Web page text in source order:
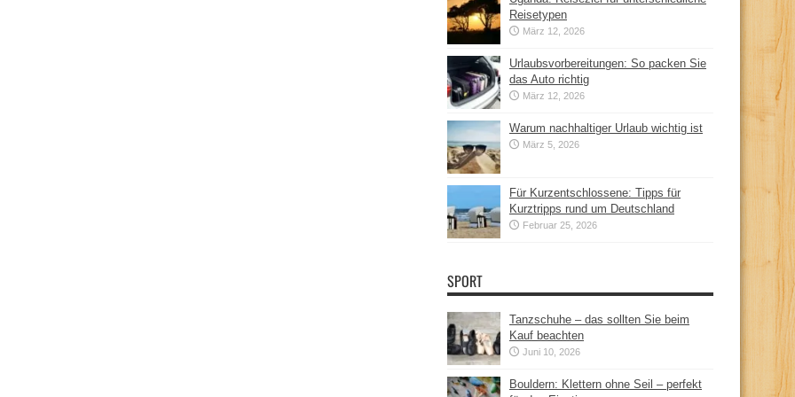
Reisetypen
März 12, 2026
Urlaubsvorbereitungen: So packen Sie
das Auto richtig
März 12, 2026
Warum nachhaltiger Urlaub wichtig ist
März 5, 2026
Für Kurzentschlossene: Tipps für
Kurztripps rund um Deutschland
Februar 25, 2026
SPORT
Tanzschuhe – das sollten Sie beim
Kauf beachten
Juni 10, 2026
Bouldern: Klettern ohne Seil – perfekt